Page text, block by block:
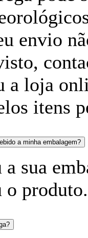
envio
a loja
itens
a minha embalagem?
a sua
o produto.